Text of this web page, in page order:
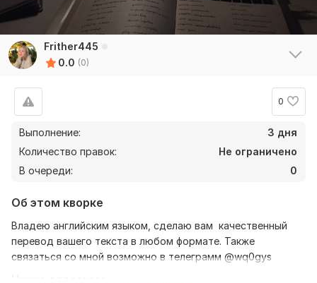
Frither445
0.0 (0)
0
Выполнение:
3 дня
Количество правок:
Не ограничено
В очереди:
0
Об этом кворке
Владею английским языком, сделаю вам качественный
перевод вашего текста в любом формате. Также
связаться со мной возможно в телеграмм @wq0gys